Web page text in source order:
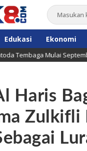
Edukasi Ekonomi
Mulai September 2026
Haris
Zulkifli